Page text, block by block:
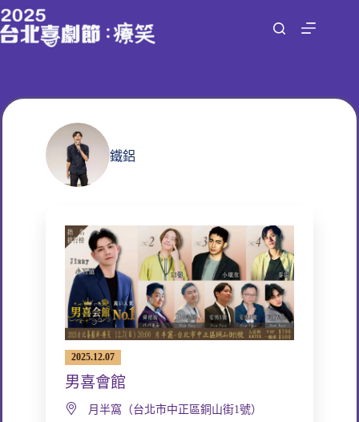
跳
至
容
鐵鋁
2025.12.07
男喜會館
月半窩（台北市中正區銅山街1號）